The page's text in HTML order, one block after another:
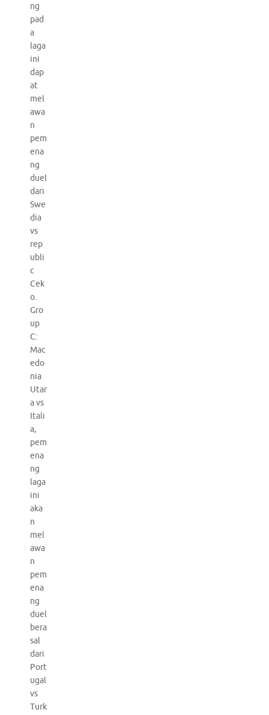
ng
pad
a
laga
ini
dap
at
mel
awa
n
pem
ena
ng
duel
dari
Swe
dia
vs
rep
ubli
c
Cek
o.
Gro
up
C:
Mac
edo
nia
Utar
a vs
Itali
a,
pem
ena
ng
laga
ini
aka
n
mel
awa
n
pem
ena
ng
duel
bera
sal
dari
Port
ugal
vs
Turk